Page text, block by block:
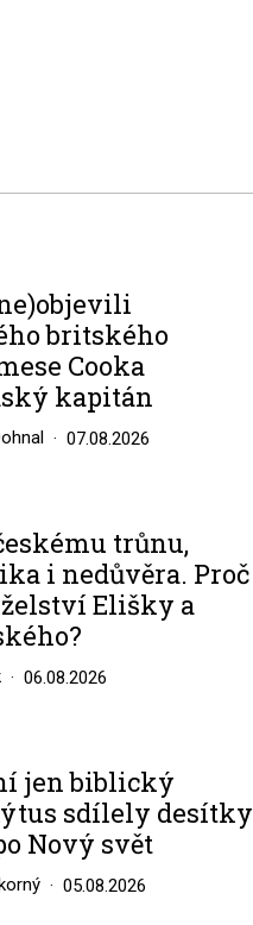
britského
Cooka
kapitán
07.08.2026
trůnu,
i nedůvěra. Proč
Elišky a
06.08.2026
jen biblický
sdílely desítky
Nový svět
05.08.2026